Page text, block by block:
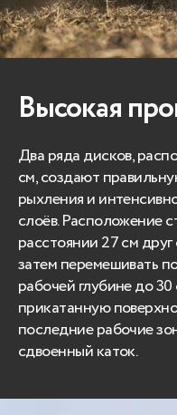
Высокая
Два ряда дисков,
см, создают
рыхления и
слоёв. Расположение
расстоянии 27 см
затем перемешивать
рабочей глубине до
прикатанную
последние рабочие
сдвоенный каток.